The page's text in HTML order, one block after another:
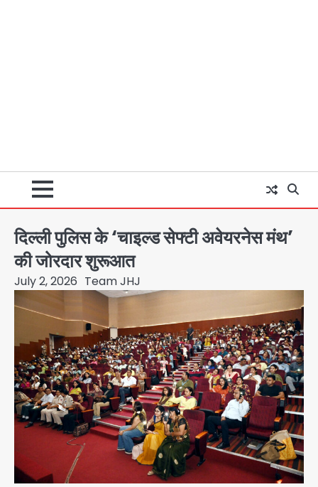
दिल्ली पुलिस के ‘चाइल्ड सेफ्टी अवेयरनेस मंथ’
की जोरदार शुरूआत
July 2, 2026 Team JHJ